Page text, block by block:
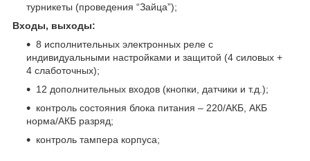
турникеты (проведения “Зайца”);
Входы, выходы:
8 исполнительных электронных реле с
индивидуальными настройками и защитой (4 силовых +
4 слаботочных);
12 дополнительных входов (кнопки, датчики и т.д.);
контроль состояния блока питания – 220/АКБ, АКБ
норма/АКБ разряд;
контроль тампера корпуса;